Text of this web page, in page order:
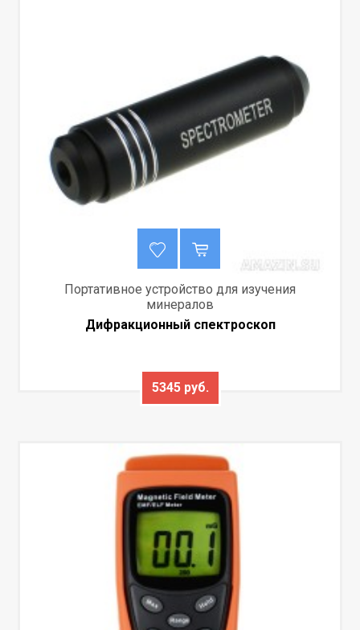
Портативное устройство для изучения
минералов
Дифракционный спектроскоп
5345 руб.